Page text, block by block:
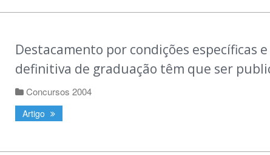
Destacamento por condições específicas
definitiva de graduação têm que ser
Concursos 2004
Artigo